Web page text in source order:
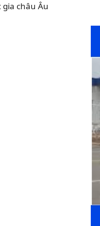
châu Âu​